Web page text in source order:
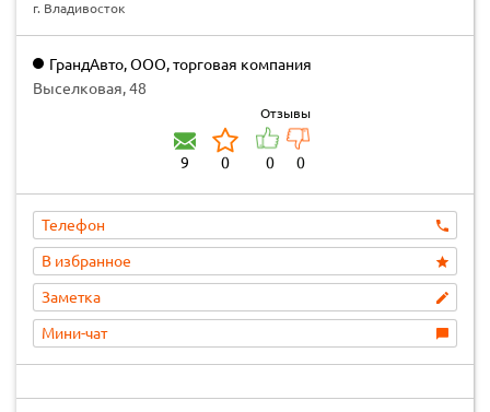
г. Владивосток
ГрандАвто, ООО, торговая компания
Выселковая, 48
9 0
Отзывы
0 0
Телефон
В избранное
Заметка
Мини-чат